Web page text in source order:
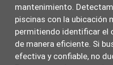
mantenimiento.
piscinas con la ubicación
permitiendo identificar el
de manera eficiente. Si
efectiva y confiable, no